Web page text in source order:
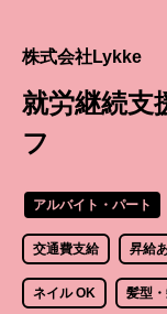
株式会社Lykke
就労継続支
フ
アルバイト・パート
交通費支給 昇給
ネイル OK 髪型